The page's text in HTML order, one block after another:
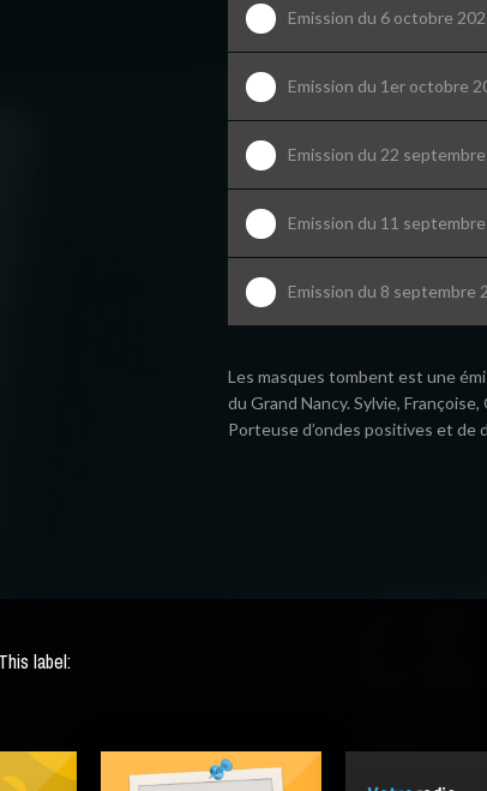
Emission du 6 octobre
Emission du 1er octobre
Emission du 22
Emission du 11
Emission du 8 septembre
Les masques tombent est une
du Grand Nancy. Sylvie,
Porteuse d’ondes positives et
label: